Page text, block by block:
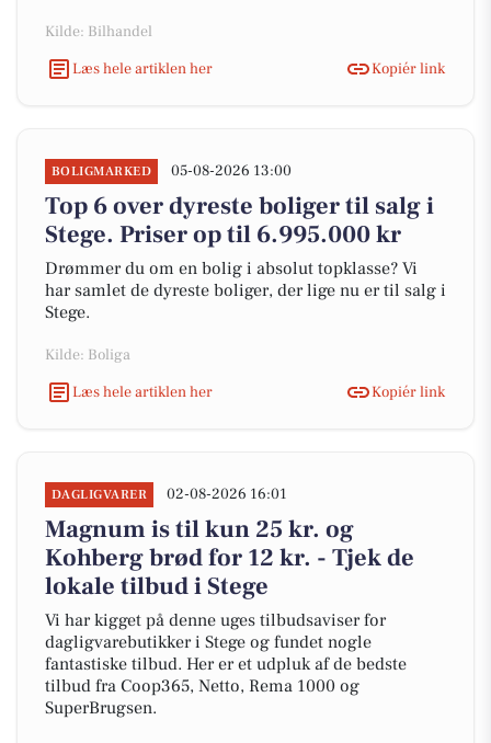
Kilde: Bilhandel
Læs hele artiklen her
Kopiér link
BOLIGMARKED 05-08-2026 13:00
Top 6 over dyreste boliger til salg i
Stege. Priser op til 6.995.000 kr
Drømmer du om en bolig i absolut topklasse? Vi
har samlet de dyreste boliger, der lige nu er til salg i
Stege.
Kilde: Boliga
Læs hele artiklen her
Kopiér link
DAGLIGVARER 02-08-2026 16:01
Magnum is til kun 25 kr. og
Kohberg brød for 12 kr. - Tjek de
lokale tilbud i Stege
Vi har kigget på denne uges tilbudsaviser for
dagligvarebutikker i Stege og fundet nogle
fantastiske tilbud. Her er et udpluk af de bedste
tilbud fra Coop365, Netto, Rema 1000 og
SuperBrugsen.